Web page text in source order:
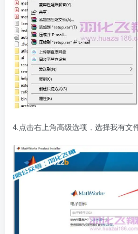
4.点击右上角高级选项，选择我有文